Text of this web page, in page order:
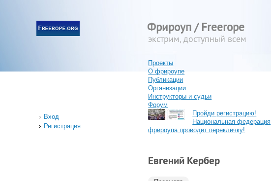
Фрироуп / Freerope
экстрим, доступный всем
Проекты
О фрироупе
Публикации
Организации
Инструкторы и судьи
Форум
Вход
Регистрация
Пройди регистрацию!
Национальная федерация
фрироупа проводит перекличку!
Евгений Кербер